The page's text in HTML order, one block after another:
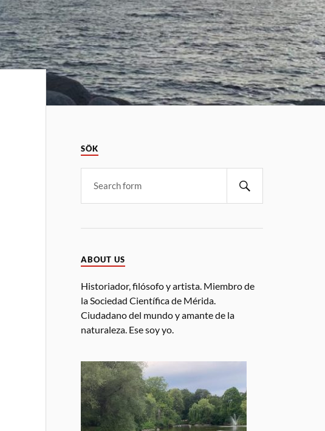
SÖK
ABOUT US
Historiador, filósofo y artista. Miembro de
la Sociedad Científica de Mérida.
Ciudadano del mundo y amante de la
naturaleza. Ese soy yo.